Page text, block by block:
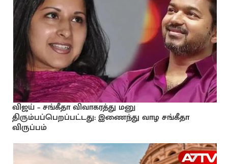
விஜய் – சங்கீதா விவாகரத்து மனு
திரும்பப்பெறப்பட்டது: இணைந்து வாழ சங்கீதா
விருப்பம்